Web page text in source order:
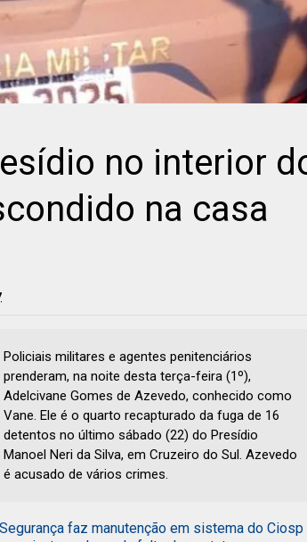
no interior
na casa
Policiais militares e agentes penitenciários
prenderam, na noite desta terça-feira (1º),
Adelcivane Gomes de Azevedo, conhecido como
Vane. Ele é o quarto recapturado da fuga de 16
detentos no último sábado (22) do Presídio
Manoel Neri da Silva, em Cruzeiro do Sul. Azevedo
é acusado de vários crimes.
Segurança faz manutenção em sistema do Ciosp